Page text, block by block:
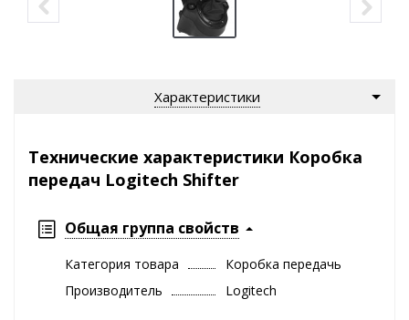
Характеристики
Технические характеристики Коробка
передач Logitech Shifter
Общая группа свойств
Категория товара
Коробка передачь
Производитель
Logitech